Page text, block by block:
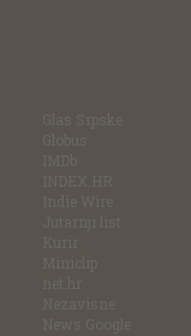
Glas Srpske
Globus
IMDb
INDEX.HR
Indie Wire
Jutarnji list
Kurir
Miniclip
net.hr
Nezavisne
News Google